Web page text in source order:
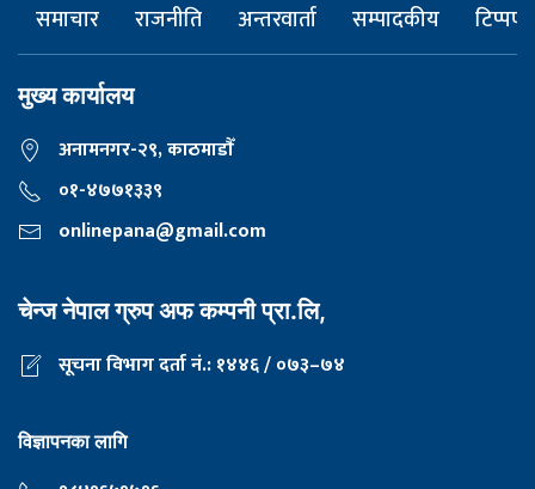
समाचार राजनीति अन्तरवार्ता सम्पादकीय टिप्पणी
मुख्य कार्यालय
अनामनगर-२९, काठमाडाैँ
०१-४७७१३३९
onlinepana@gmail.com
चेन्ज नेपाल ग्रुप अफ कम्पनी प्रा.लि,
सूचना विभाग दर्ता नं.: १४४६ / ०७३–७४
विज्ञापनका लागि